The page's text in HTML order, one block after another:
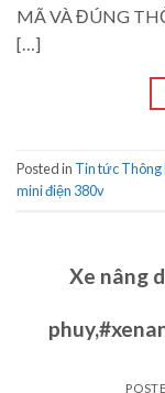
MÃ VÀ ĐÚNG
[…]
Posted in Tin tức Thông
mini điện 380v
Xe nâng